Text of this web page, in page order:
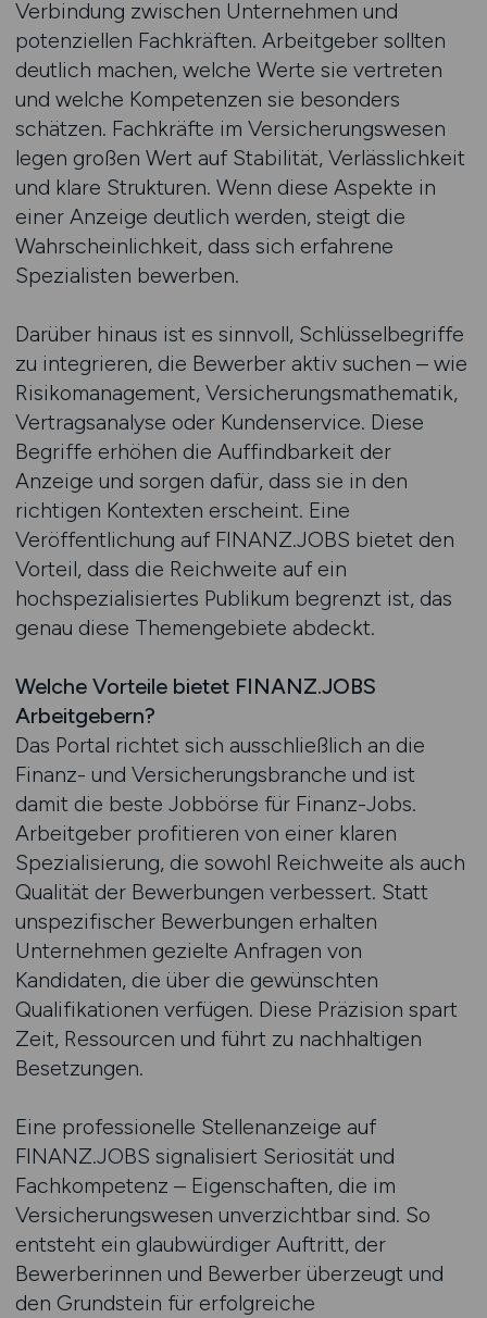
Verbindung zwischen Unternehmen und
potenziellen Fachkräften. Arbeitgeber sollten
deutlich machen, welche Werte sie vertreten
und welche Kompetenzen sie besonders
schätzen. Fachkräfte im Versicherungswesen
legen großen Wert auf Stabilität, Verlässlichkeit
und klare Strukturen. Wenn diese Aspekte in
einer Anzeige deutlich werden, steigt die
Wahrscheinlichkeit, dass sich erfahrene
Spezialisten bewerben.
Darüber hinaus ist es sinnvoll, Schlüsselbegriffe
zu integrieren, die Bewerber aktiv suchen – wie
Risikomanagement, Versicherungsmathematik,
Vertragsanalyse oder Kundenservice. Diese
Begriffe erhöhen die Auffindbarkeit der
Anzeige und sorgen dafür, dass sie in den
richtigen Kontexten erscheint. Eine
Veröffentlichung auf FINANZ.JOBS bietet den
Vorteil, dass die Reichweite auf ein
hochspezialisiertes Publikum begrenzt ist, das
genau diese Themengebiete abdeckt.
Welche Vorteile bietet FINANZ.JOBS
Arbeitgebern?
Das Portal richtet sich ausschließlich an die
Finanz- und Versicherungsbranche und ist
damit die beste Jobbörse für Finanz-Jobs.
Arbeitgeber profitieren von einer klaren
Spezialisierung, die sowohl Reichweite als auch
Qualität der Bewerbungen verbessert. Statt
unspezifischer Bewerbungen erhalten
Unternehmen gezielte Anfragen von
Kandidaten, die über die gewünschten
Qualifikationen verfügen. Diese Präzision spart
Zeit, Ressourcen und führt zu nachhaltigen
Besetzungen.
Eine professionelle Stellenanzeige auf
FINANZ.JOBS signalisiert Seriosität und
Fachkompetenz – Eigenschaften, die im
Versicherungswesen unverzichtbar sind. So
entsteht ein glaubwürdiger Auftritt, der
Bewerberinnen und Bewerber überzeugt und
den Grundstein für erfolgreiche